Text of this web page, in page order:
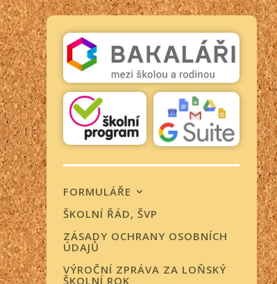
FORMULÁŘE
ŠKOLNÍ ŘÁD, ŠVP
ZÁSADY OCHRANY OSOBNÍCH
ÚDAJŮ
VÝROČNÍ ZPRÁVA ZA LOŇSKÝ
ŠKOLNÍ ROK